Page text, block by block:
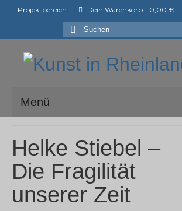
Projektbereich Dein Warenkorb - 0,00 €
Suchen
Menü
Mitglieder der ark e.V.
Shop
Ausstellungen
Helke Stiebel –
Die Fragilität
unserer Zeit